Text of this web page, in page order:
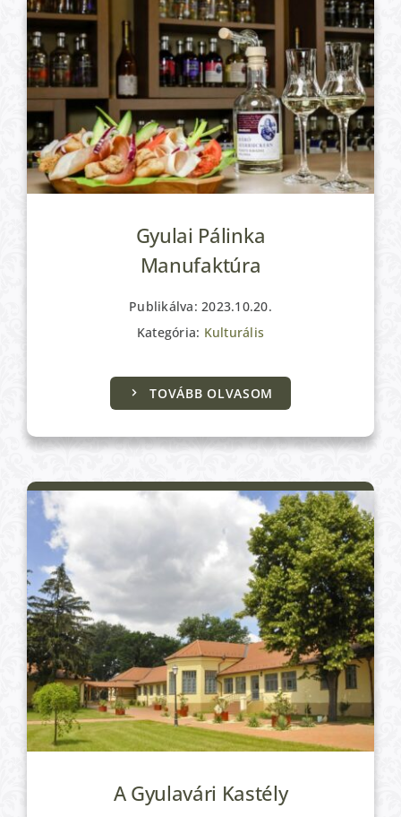
Gyulai Pálinka
Manufaktúra
Publikálva: 2023.10.20.
Kategória: Kulturális
TOVÁBB OLVASOM
Kulturális
A Gyulavári Kastély